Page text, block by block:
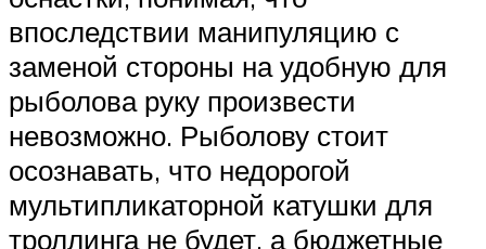
впоследствии манипуляцию с
заменой стороны на удобную для
рыболова руку произвести
невозможно. Рыболову стоит
осознавать, что недорогой
мультипликаторной катушки для
троллинга не будет, а бюджетные